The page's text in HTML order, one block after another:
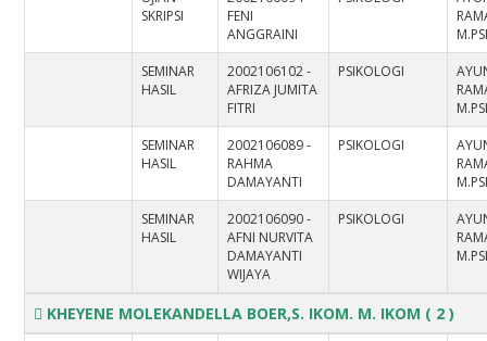
SKRIPSI
FENI
ANGGRAINI
SEMINAR
HASIL
2002106102 -
AFRIZA JUMITA
FITRI
PSIKOLOGI
SEMINAR
HASIL
2002106089 -
RAHMA
DAMAYANTI
PSIKOLOGI
SEMINAR
HASIL
2002106090 -
AFNI NURVITA
DAMAYANTI
WIJAYA
PSIKOLOGI
KHEYENE MOLEKANDELLA BOER,S. IKOM. M. IKOM ( 2 )